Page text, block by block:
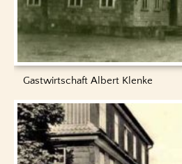
Gastwirtschaft Albert Klenke